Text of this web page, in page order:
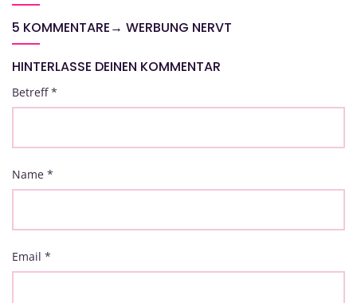
5 KOMMENTARE→ WERBUNG NERVT
HINTERLASSE DEINEN KOMMENTAR
Betreff*
Name *
Email *